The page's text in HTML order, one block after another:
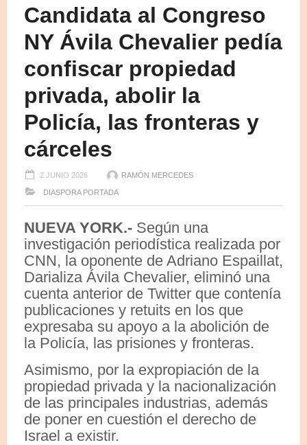
Candidata al Congreso
NY Ávila Chevalier pedía
confiscar propiedad
privada, abolir la
Policía, las fronteras y
cárceles
2 JUNIO 2026 RAMÓN MERCEDES
DIASPORA PORTADA
NUEVA YORK.- Según una
investigación periodística realizada por
CNN, la oponente de Adriano Espaillat,
Darializa Ávila Chevalier, eliminó una
cuenta anterior de Twitter que contenía
publicaciones y retuits en los que
expresaba su apoyo a la abolición de
la Policía, las prisiones y fronteras.
Asimismo, por la expropiación de la
propiedad privada y la nacionalización
de las principales industrias, además
de poner en cuestión el derecho de
Israel a existir.